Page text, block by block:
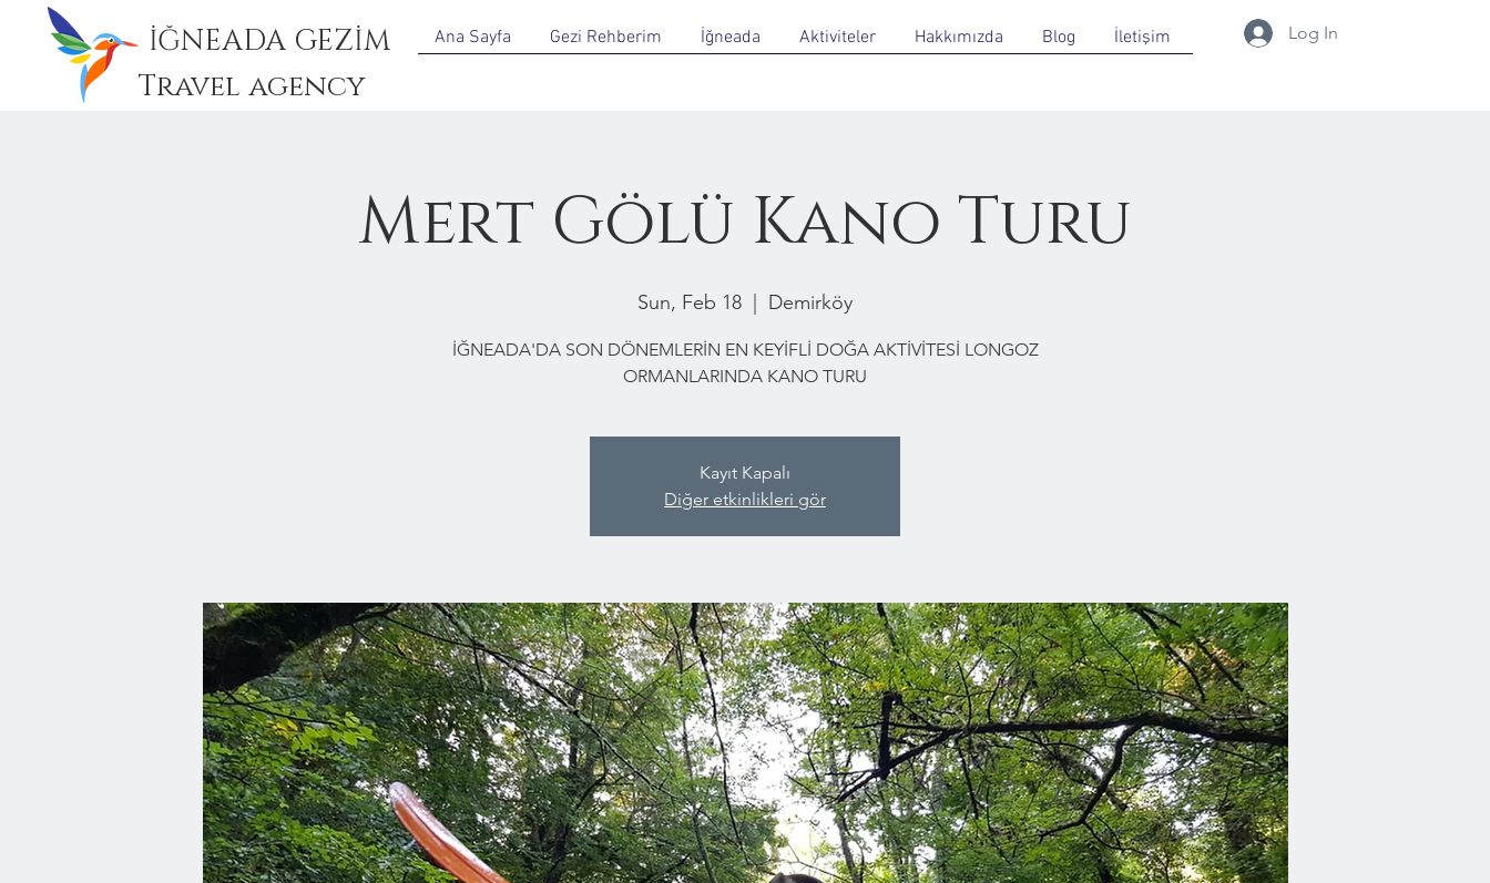
İĞNEADA GEZİM
Travel agency
Ana Sayfa Gezi Rehberim İğneada Aktiviteler Hakkımızda Blog İletişim Log In
Mert Gölü Kano Turu
Sun, Feb 18 Demirköy
İĞNEADA'DA SON DÖNEMLERİN EN KEYİFLİ DOĞA AKTİVİTESİ LONGOZ
ORMANLARINDA KANO TURU
Kayıt Kapalı
Diğer etkinlikleri gör